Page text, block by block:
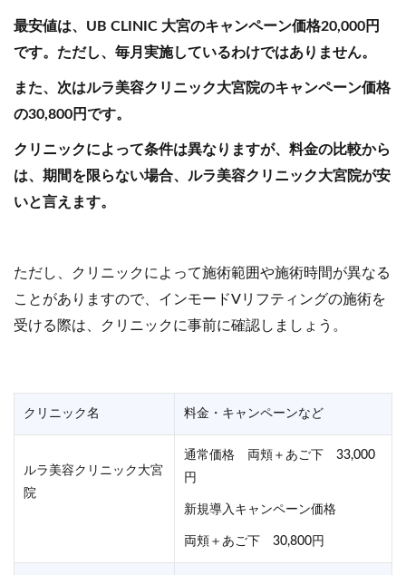
最安値は、UB CLINIC 大宮のキャンペーン価格20,000円
です。ただし、毎月実施しているわけではありません。
また、次はルラ美容クリニック大宮院のキャンペーン価格
の30,800円です。
クリニックによって条件は異なりますが、料金の比較から
は、期間を限らない場合、ルラ美容クリニック大宮院が安
いと言えます。
ただし、クリニックによって施術範囲や施術時間が異なる
ことがありますので、インモードVリフティングの施術を
受ける際は、クリニックに事前に確認しましょう。
クリニック名 料金・キャンペーンなど
ルラ美容クリニック大宮
院
通常価格 両頬＋あご下 33,000
円
新規導入キャンペーン価格
両頬＋あご下 30,800円